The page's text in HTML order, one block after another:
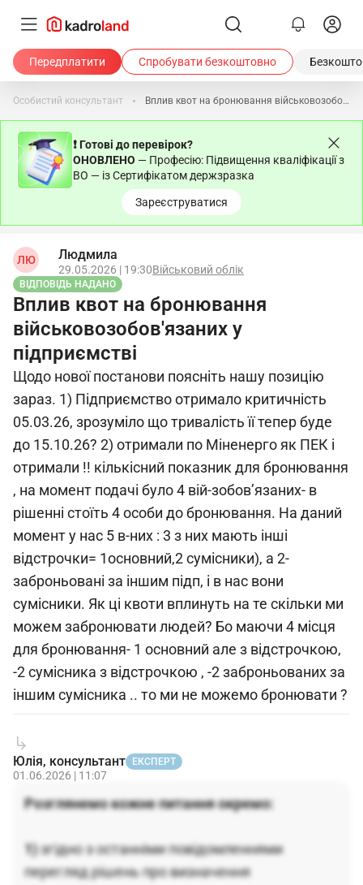
Передплатити Спробувати безкоштовно
Особистий консультант Вплив квот на бронювання військовозобов'язаних у підприємстві
❗ Готові до перевірок?
ОНОВЛЕНО — Професію: Підвищення кваліфікації з
ВО — із Сертифікатом держзразка
Зареєструватися
ЛЮ Людмила
29.05.2026 | 19:30Військовий облік
ВІДПОВІДЬ НАДАНО
Вплив квот на бронювання
військовозобов'язаних у
підприємстві
Щодо нової постанови поясніть нашу позицію
зараз. 1) Підприємство отримало критичність
05.03.26, зрозуміло що тривалість її тепер буде
до 15.10.26? 2) отримали по Міненерго як ПЕК і
отримали !! кількісний показник для бронювання
, на момент подачі було 4 вій-зобовʼязаних- в
рішенні стоїть 4 особи до бронювання. На даний
момент у нас 5 в-них : 3 з них мають інші
відстрочки= 1основний,2 сумісники), а 2-
заброньовані за іншим підп, і в нас вони
сумісники. Як ці квоти вплинуть на те скільки ми
можем забронювати людей? Бо маючи 4 місця
для бронювання- 1 основний але з відстрочкою,
-2 сумісника з відстрочкою , -2 заброньованих за
іншим сумісника .. то ми не можемо бронювати ?
Юлія, консультант ЕКСПЕРТ
01.06.2026 | 11:07
Розглянемо кожне питання окремо:
1)згідно з останніми повідомленнями
перегляд рішень про визначення